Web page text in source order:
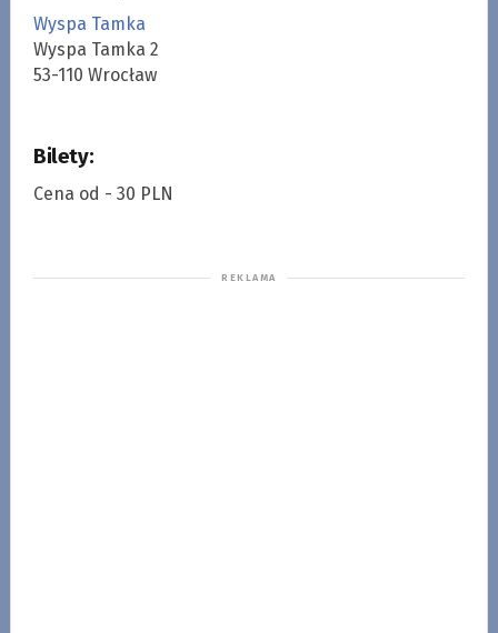
Wyspa Tamka
Wyspa Tamka 2
53-110 Wrocław
Bilety:
Cena od - 30 PLN